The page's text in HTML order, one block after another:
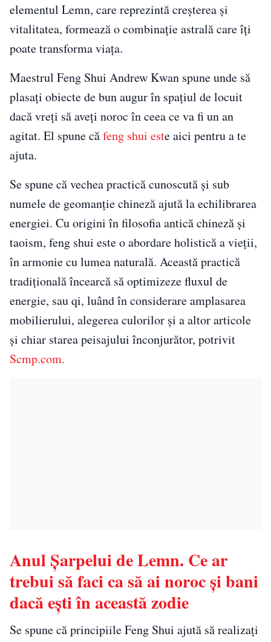
elementul Lemn, care reprezintă creșterea și
vitalitatea, formează o combinație astrală care îți
poate transforma viața.
Maestrul Feng Shui Andrew Kwan spune unde să
plasați obiecte de bun augur în spațiul de locuit
dacă vreți să aveți noroc în ceea ce va fi un an
agitat. El spune căfeng shui este aici pentru a te
ajuta.
Se spune că vechea practică cunoscută și sub
numele de geomanție chineză ajută la echilibrarea
energiei. Cu origini în filosofia antică chineză și
taoism, feng shui este o abordare holistică a vieții,
în armonie cu lumea naturală. Această practică
tradițională încearcă să optimizeze fluxul de
energie, sau qi, luând în considerare amplasarea
mobilierului, alegerea culorilor și a altor articole
și chiar starea peisajului înconjurător, potrivit
Scmp.com.
Anul Șarpelui de Lemn. Ce ar
trebui să faci ca să ai noroc și bani
dacă ești în această zodie
Se spune că principiile Feng Shui ajută să realizați